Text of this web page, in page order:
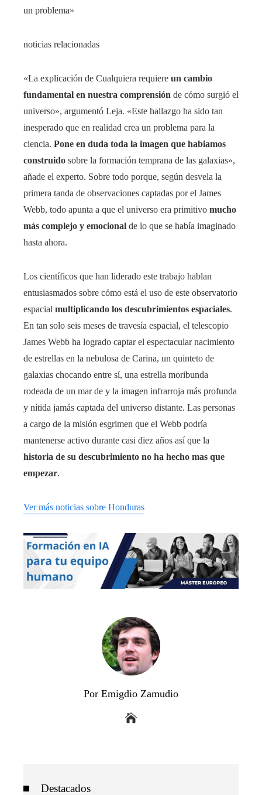
un problema»
noticias relacionadas
«La explicación de Cualquiera requiere un cambio
fundamental en nuestra comprensión de cómo surgió el
universo», argumentó Leja. «Este hallazgo ha sido tan
inesperado que en realidad crea un problema para la
ciencia. Pone en duda toda la imagen que habiamos
construido sobre la formación temprana de las galaxias»,
añade el experto. Sobre todo porque, según desvela la
primera tanda de observaciones captadas por el James
Webb, todo apunta a que el universo era primitivo mucho
más complejo y emocional de lo que se había imaginado
hasta ahora.
Los científicos que han liderado este trabajo hablan
entusiasmados sobre cómo está el uso de este observatorio
espacial multiplicando los descubrimientos espaciales.
En tan solo seis meses de travesía espacial, el telescopio
James Webb ha logrado captar el espectacular nacimiento
de estrellas en la nebulosa de Carina, un quinteto de
galaxias chocando entre sí, una estrella moribunda
rodeada de un mar de y la imagen infrarroja más profunda
y nítida jamás captada del universo distante. Las personas
a cargo de la misión esgrimen que el Webb podría
mantenerse activo durante casi diez años así que la
historia de su descubrimiento no ha hecho mas que
empezar.
Ver más noticias sobre Honduras
Por Emigdio Zamudio
Destacados